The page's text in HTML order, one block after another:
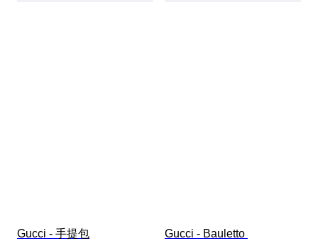
Gucci - 手提包
Gucci - Bauletto